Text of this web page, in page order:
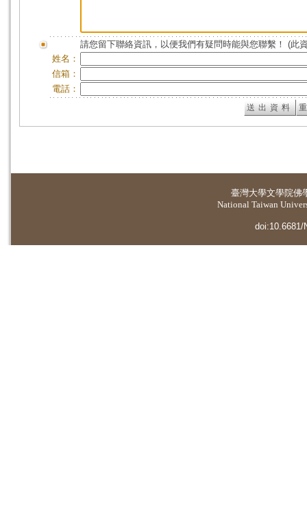
請您留下聯絡資訊，以便我們有疑問時能與您聯繫！ (此
姓名：
信箱：
電話：
臺灣大學文學院佛
National Taiwan
doi:10.6681/